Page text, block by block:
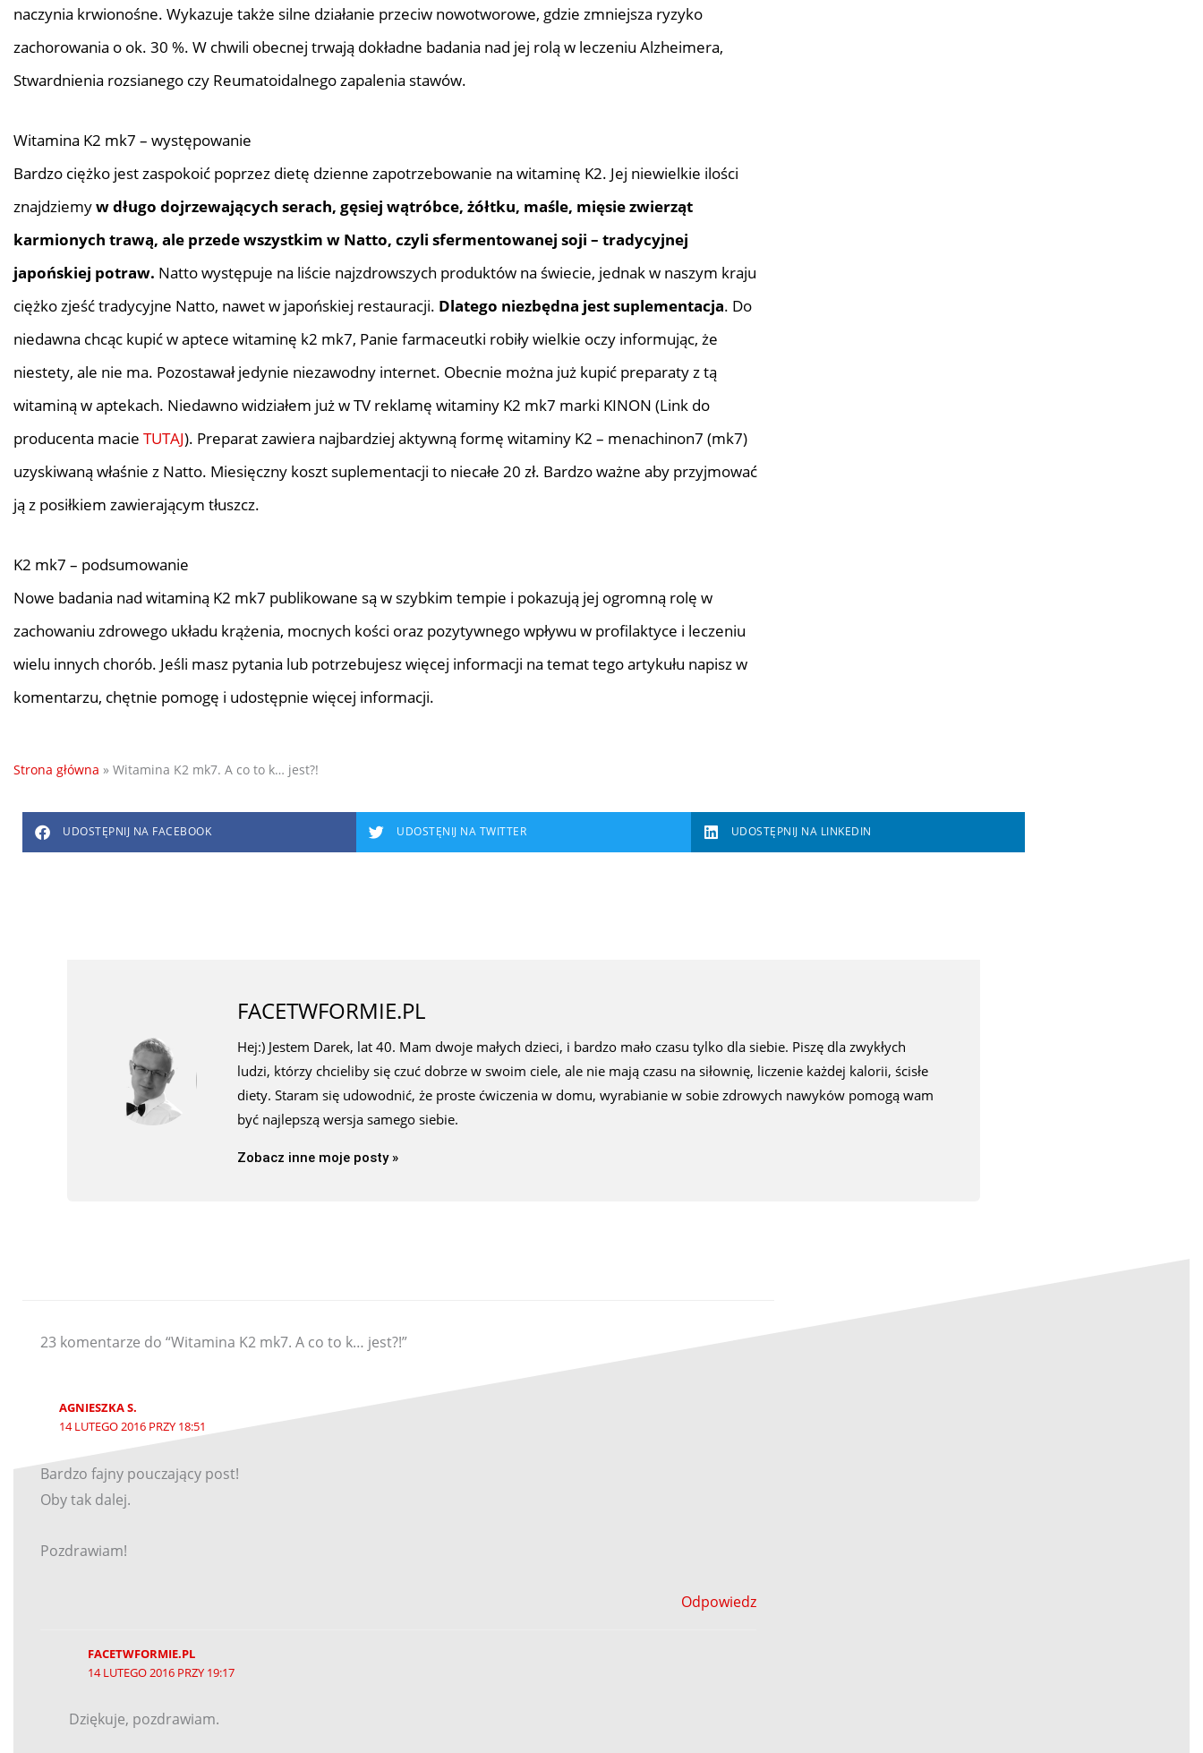
naczynia krwionośne. Wykazuje także silne działanie przeciw nowotworowe, gdzie zmniejsza ryzyko
zachorowania o ok. 30 %. W chwili obecnej trwają dokładne badania nad jej rolą w leczeniu Alzheimera,
Stwardnienia rozsianego czy Reumatoidalnego zapalenia stawów.
Witamina K2 mk7 – występowanie
Bardzo ciężko jest zaspokoić poprzez dietę dzienne zapotrzebowanie na witaminę K2. Jej niewielkie ilości
znajdziemyw długo dojrzewających serach, gęsiej wątróbce, żółtku, maśle, mięsie zwierząt
karmionych trawą, ale przede wszystkim w Natto, czyli sfermentowanej soji – tradycyjnej
japońskiej potraw. Natto występuje na liście najzdrowszych produktów na świecie, jednak w naszym kraju
ciężko zjeść tradycyjne Natto, nawet w japońskiej restauracji. Dlatego niezbędna jest suplementacja. Do
niedawna chcąc kupić w aptece witaminę k2 mk7, Panie farmaceutki robiły wielkie oczy informując, że
niestety, ale nie ma. Pozostawał jedynie niezawodny internet. Obecnie można już kupić preparaty z tą
witaminą w aptekach. Niedawno widziałem już w TV reklamę witaminy K2 mk7 marki KINON (Link do
producenta macie TUTAJ). Preparat zawiera najbardziej aktywną formę witaminy K2 – menachinon7 (mk7)
uzyskiwaną właśnie z Natto. Miesięczny koszt suplementacji to niecałe 20 zł. Bardzo ważne aby przyjmować
ją z posiłkiem zawierającym tłuszcz.
K2 mk7 – podsumowanie
Nowe badania nad witaminą K2 mk7 publikowane są w szybkim tempie i pokazują jej ogromną rolę w
zachowaniu zdrowego układu krążenia, mocnych kości oraz pozytywnego wpływu w profilaktyce i leczeniu
wielu innych chorób. Jeśli masz pytania lub potrzebujesz więcej informacji na temat tego artykułu napisz w
komentarzu, chętnie pomogę i udostępnie więcej informacji.
Strona główna » Witamina K2 mk7. A co to k… jest?!
UDOSTĘPNIJ NA FACEBOOK UDOSTĘNIJ NA TWITTER UDOSTĘPNIJ NA LINKEDIN
FACETWFORMIE.PL
Hej:) Jestem Darek, lat 40. Mam dwoje małych dzieci, i bardzo mało czasu tylko dla siebie. Piszę dla zwykłych
ludzi, którzy chcieliby się czuć dobrze w swoim ciele, ale nie mają czasu na siłownię, liczenie każdej kalorii, ścisłe
diety. Staram się udowodnić, że proste ćwiczenia w domu, wyrabianie w sobie zdrowych nawyków pomogą wam
być najlepszą wersja samego siebie.
Zobacz inne moje posty »
23 komentarze do “Witamina K2 mk7. A co to k… jest?!”
AGNIESZKA S.
14 LUTEGO 2016 PRZY 18:51
Bardzo fajny pouczający post!
Oby tak dalej.
Pozdrawiam!
Odpowiedz
FACETWFORMIE.PL
14 LUTEGO 2016 PRZY 19:17
Dziękuje, pozdrawiam.